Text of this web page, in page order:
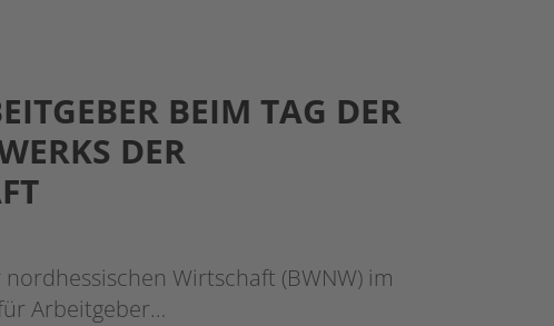
BEIM TAG DER
DER
Wirtschaft (BWNW) im
Arbeitgeber…